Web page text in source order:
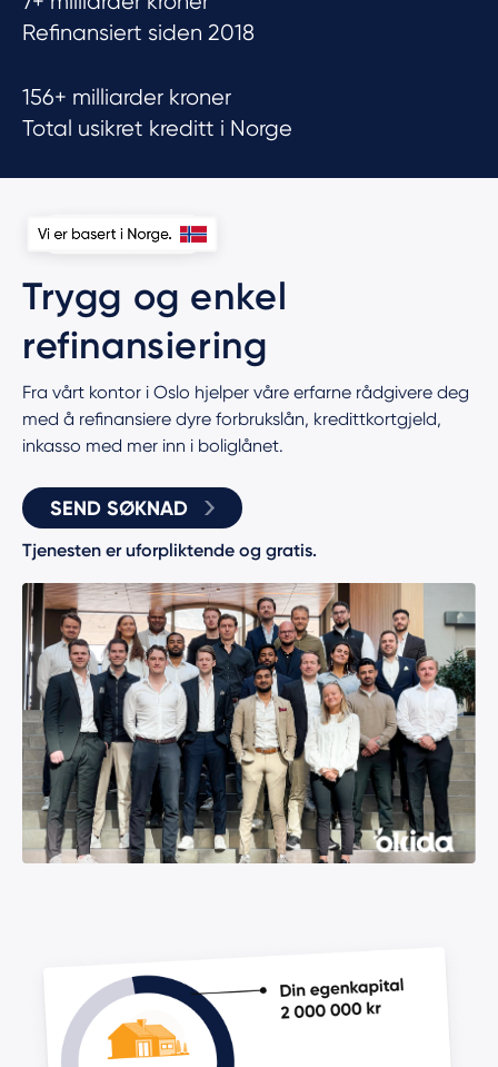
Refinansiert siden 2018
156+ milliarder kroner
Total usikret kreditt i Norge
Trygg og enkel
refinansiering
Fra vårt kontor i Oslo hjelper våre erfarne rådgivere deg
med å refinansiere dyre forbrukslån, kredittkortgjeld,
inkasso med mer inn i boliglånet.
SEND SØKNAD
Tjenesten er uforpliktende og gratis.